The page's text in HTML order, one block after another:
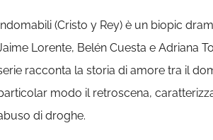
(Cristo y Rey) è un biopic
Lorente, Belén Cuesta e Adriana
racconta la storia di amore tra il
modo il retroscena,
di droghe.